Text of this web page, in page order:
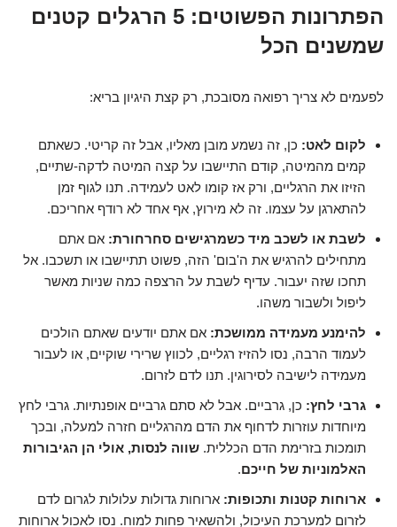
הפתרונות הפשוטים: 5 הרגלים קטנים
שמשנים הכל
לפעמים לא צריך רפואה מסובכת, רק קצת היגיון בריא:
לקום לאט: כן, זה נשמע מובן מאליו, אבל זה קריטי. כשאתם
קמים מהמיטה, קודם התיישבו על קצה המיטה לדקה-שתיים,
הזיזו את הרגליים, ורק אז קומו לאט לעמידה. תנו לגוף זמן
להתארגן על עצמו. זה לא מירוץ, אף אחד לא רודף אחריכם.
לשבת או לשכב מיד כשמרגישים סחרחורת: אם אתם
מתחילים להרגיש את ה'בום' הזה, פשוט תתיישבו או תשכבו. אל
תחכו שזה יעבור. עדיף לשבת על הרצפה כמה שניות מאשר
ליפול ולשבור משהו.
להימנע מעמידה ממושכת: אם אתם יודעים שאתם הולכים
לעמוד הרבה, נסו להזיז רגליים, לכווץ שרירי שוקיים, או לעבור
מעמידה לישיבה לסירוגין. תנו לדם לזרום.
גרבי לחץ: כן, גרביים. אבל לא סתם גרביים אופנתיות. גרבי לחץ
מיוחדות עוזרות לדחוף את הדם מהרגליים חזרה למעלה, ובכך
תומכות בזרימת הדם הכללית. שווה לנסות, אולי הן הגיבורות
האלמוניות של חייכם.
ארוחות קטנות ותכופות: ארוחות גדולות עלולות לגרום לדם
לזרום למערכת העיכול, ולהשאיר פחות למוח. נסו לאכול ארוחות